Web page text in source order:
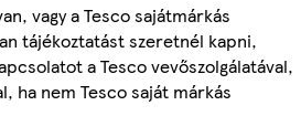
vagy a Tesco sajátmárkás
tájékoztatást szeretnél kapni,
a Tesco vevőszolgálatával,
ha nem Tesco saját márkás